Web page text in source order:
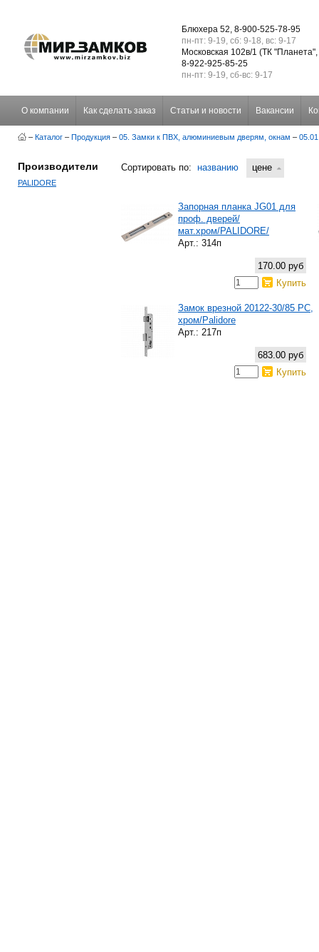
Блюхера 52, 8-900-525-78-95
пн-пт: 9-19, сб: 9-18, вс: 9-17
Московская 102в/1 (ТК
8-922-925-85-25
пн-пт: 9-19, сб-вс: 9-17
О компании Как сделать заказ Статьи и новости Вакансии
– Каталог – Продукция – 05. Замки к ПВХ, алюминиевым дверям, окнам –
Производители
PALIDORE
Сортировать по: названию цене
Запорная планка JG01 для
проф. дверей/
мат.хром/PALIDORE/
Арт.: 314п
170.00 руб
Купить
Замок врезной 20122-30/85 PC,
хром/Palidore
Арт.: 217п
683.00 руб
Купить